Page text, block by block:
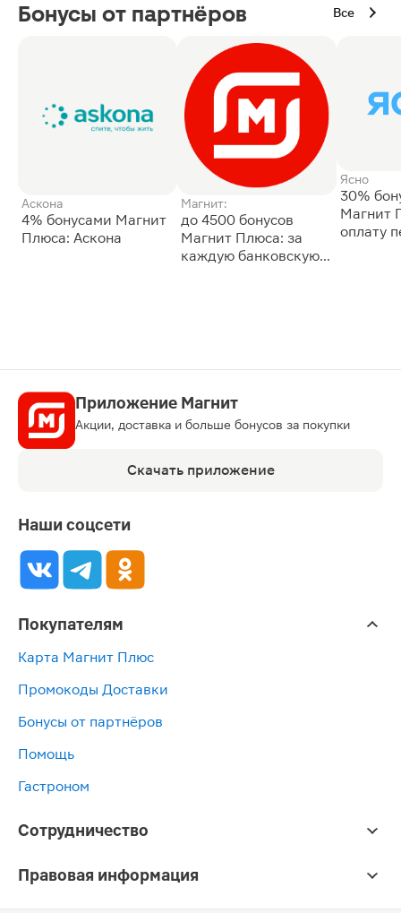
Бонусы от партнёров Все
Аскона
4% бонусами Магнит
Плюса: Аскона
Магнит:
до 4500 бонусов
Магнит Плюса: за
каждую банковскую
Ясно
30%
Магнит
оплату
Приложение Магнит
Акции, доставка и больше бонусов за покупки
Скачать приложение
Наши соцсети
Покупателям
Карта Магнит Плюс
Промокоды Доставки
Бонусы от партнёров
Помощь
Гастроном
Сотрудничество
Правовая информация